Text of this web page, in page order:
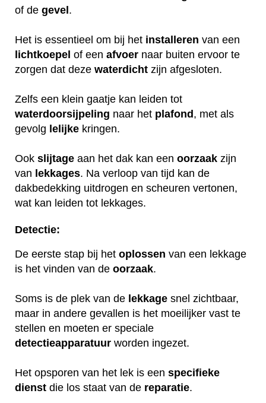
of de gevel.
Het is essentieel om bij het installeren van een
lichtkoepel of een afvoer naar buiten ervoor te
zorgen dat deze waterdicht zijn afgesloten.
Zelfs een klein gaatje kan leiden tot
waterdoorsijpeling naar het plafond, met als
gevolg lelijke kringen.
Ook slijtage aan het dak kan een oorzaak zijn
van lekkages. Na verloop van tijd kan de
dakbedekking uitdrogen en scheuren vertonen,
wat kan leiden tot lekkages.
Detectie:
De eerste stap bij het oplossen van een lekkage
is het vinden van de oorzaak.
Soms is de plek van de lekkage snel zichtbaar,
maar in andere gevallen is het moeilijker vast te
stellen en moeten er speciale
detectieapparatuur worden ingezet.
Het opsporen van het lek is een specifieke
dienst die los staat van de reparatie.